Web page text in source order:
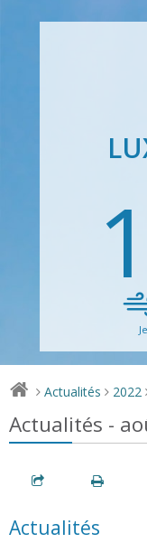
> Actualités > 2022
Actualités -
Actualités